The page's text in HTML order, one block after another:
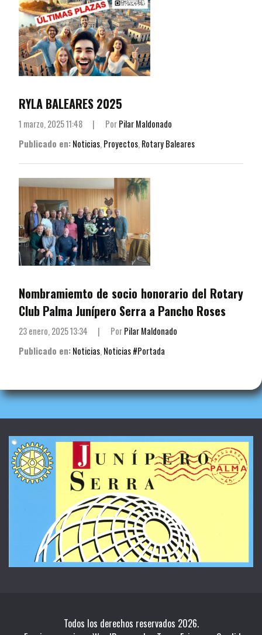
RYLA BALEARES 2025
1 marzo, 2025 11:48 | PorPilar Maldonado
Publicado en:Noticias, Proyectos, Rotary Baleares
Nombramiemto de socio honorario del Rotary
Club Palma Junípero Serra a Pancho Roses
23 enero, 2025 13:34 | PorPilar Maldonado
Publicado en:Noticias,Noticias #Portada
Todos los derechos reservados 2026.